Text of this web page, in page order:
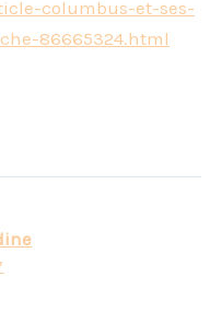
columbus-et-ses-
86665324.html